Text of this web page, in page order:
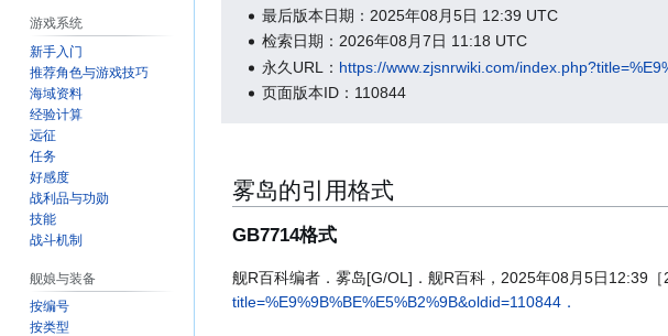
最后版本日期：2025年08月5日 12:39 UTC
检索日期：2026年08月7日 11:18 UTC
永久URL： https://www.zjsnrwiki.com/
页面版本ID：110844
雾岛的引用格式
GB7714格式
舰R百科编者．雾岛[G/OL]．舰R百科，2025年08月5日12:39［
title=%E9%9B%BE%E5%B2%9B&oldid=110844．
游戏系统
新手入门
推荐角色与游戏技巧
海域资料
经验计算
远征
任务
好感度
战利品与功勋
技能
战斗机制
舰娘与装备
按编号
按类型